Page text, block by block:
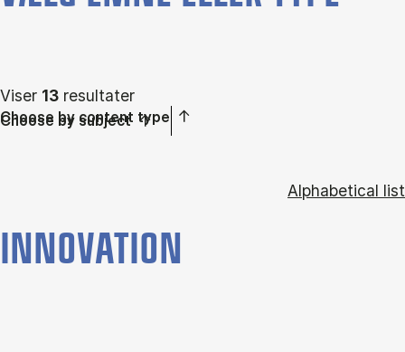
Viser 13 resultater
Choose by subject
Choose by content type
Alphabetical list
INNOVATION